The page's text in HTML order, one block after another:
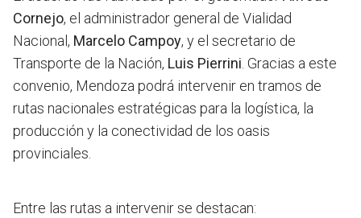
Cornejo, el administrador general de Vialidad
Nacional, Marcelo Campoy, y el secretario de
Transporte de la Nación, Luis Pierrini . Gracias a este
convenio, Mendoza podrá intervenir en tramos de
rutas nacionales estratégicas para la logística, la
producción y la conectividad de los oasis
provinciales.
Entre las rutas a intervenir se destacan: